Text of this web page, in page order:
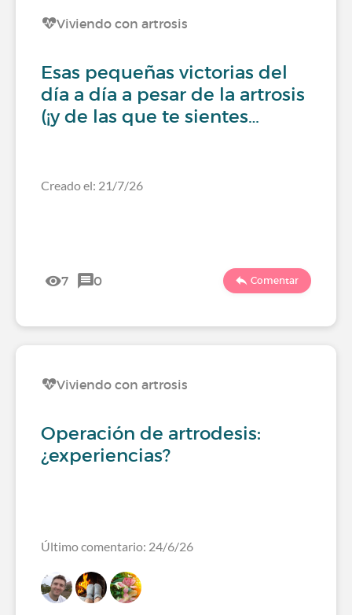
Viviendo con artrosis
Esas pequeñas victorias del
día a día a pesar de la artrosis
(¡y de las que te sientes…
Creado el: 21/7/26
7 0 Comentar
Viviendo con artrosis
Operación de artrodesis:
¿experiencias?
Último comentario: 24/6/26